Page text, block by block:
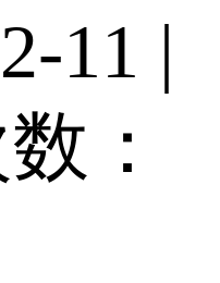
11 |
：